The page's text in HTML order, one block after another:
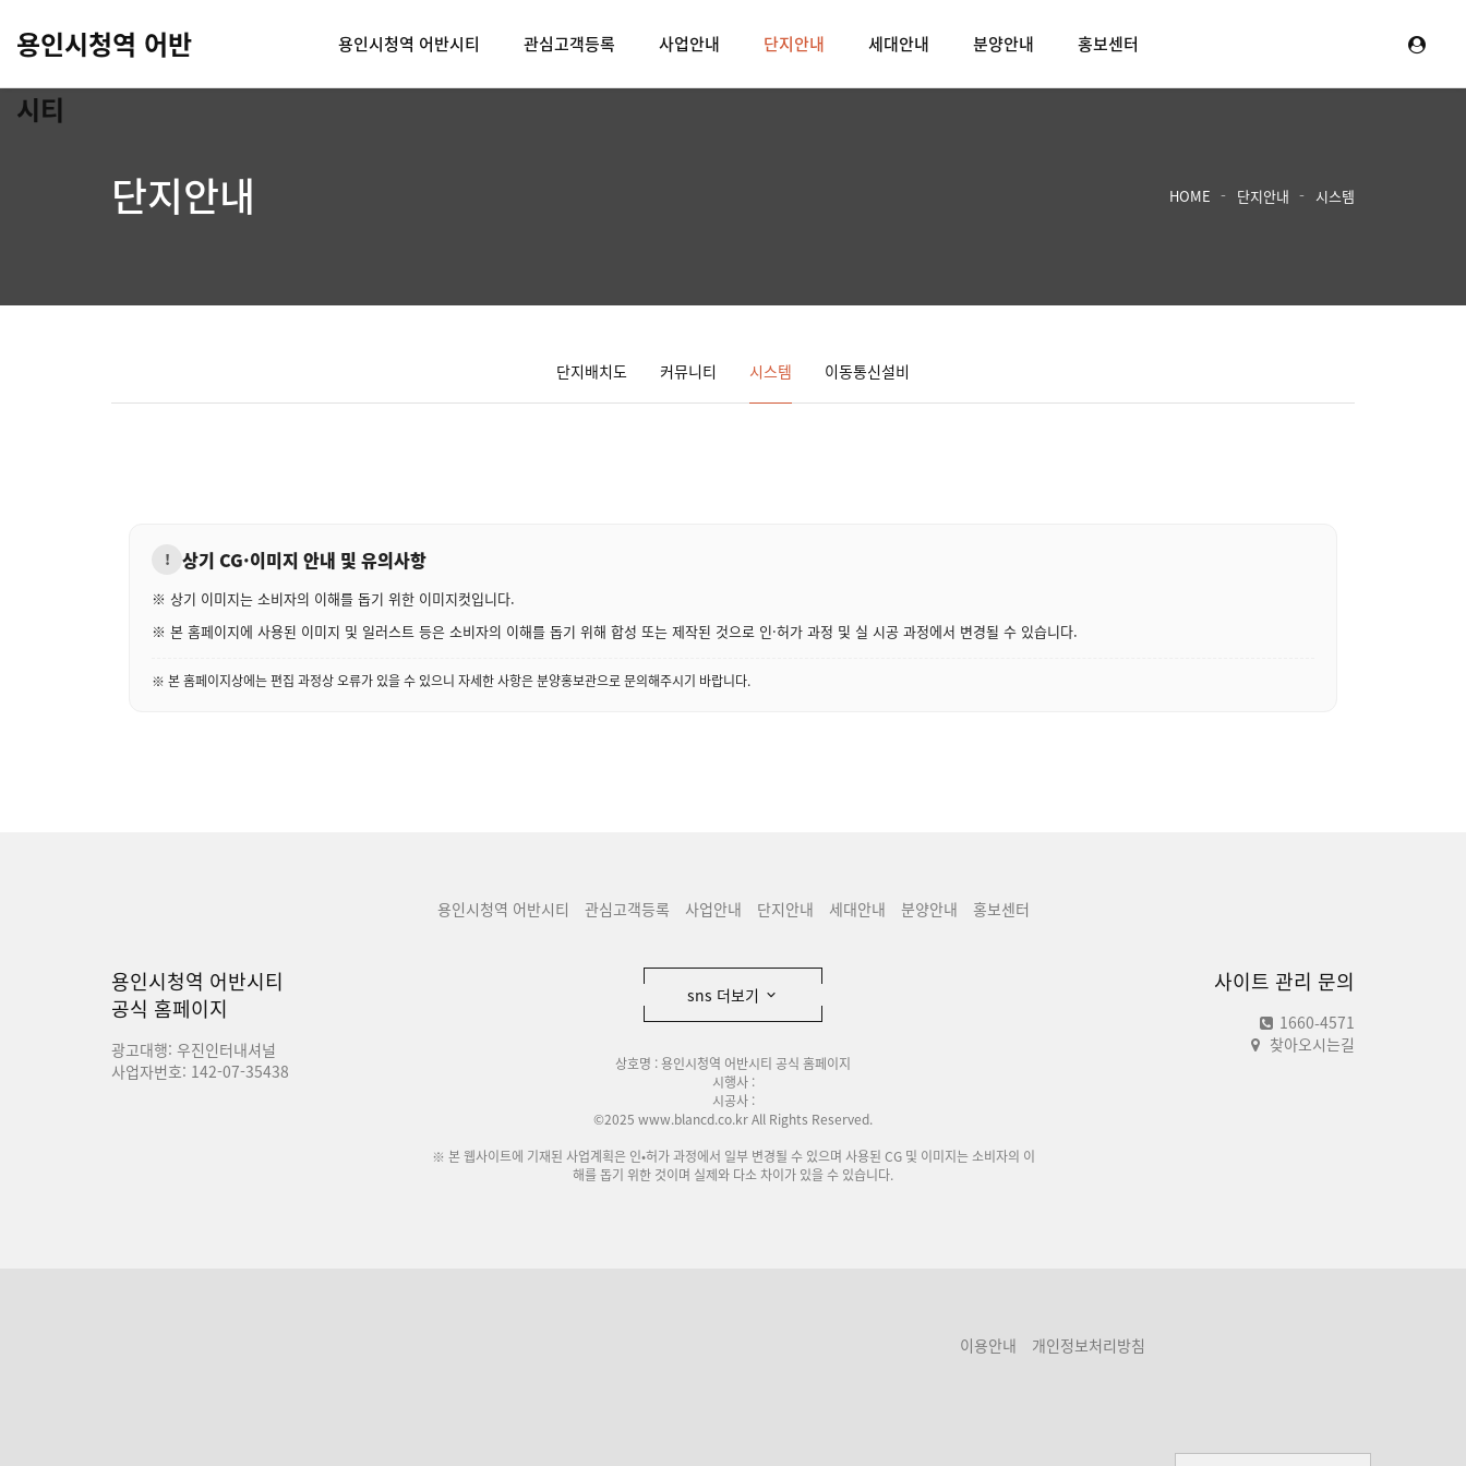
용인시청역 어반
시티
용인시청역 어반시티 관심고객등록 사업안내 단지안내 세대안내 분양안내 홍보센터
단지안내 HOME 단지안내 시스템
단지배치도 커뮤니티 시스템 이동통신설비
! 상기 CG·이미지 안내 및 유의사항
※ 상기 이미지는 소비자의 이해를 돕기 위한 이미지컷입니다.
※ 본 홈페이지에 사용된 이미지 및 일러스트 등은 소비자의 이해를 돕기 위해 합성 또는 제작된 것으로 인·허가 과정 및 실 시공 과정에서 변경될 수 있습니다.
※ 본 홈페이지상에는 편집 과정상 오류가 있을 수 있으니 자세한 사항은 분양홍보관으로 문의해주시기 바랍니다.
용인시청역 어반시티 관심고객등록 사업안내 단지안내 세대안내 분양안내 홍보센터
용인시청역 어반시티
공식 홈페이지
광고대행: 우진인터내셔널
사업자번호: 142-07-35438
사이트 관리 문의
1660-4571
찾아오시는길
sns 더보기
상호명 : 용인시청역 어반시티 공식 홈페이지
시행사 :
시공사 :
©2025 www.blancd.co.kr All Rights Reserved.
※ 본 웹사이트에 기재된 사업계획은 인•허가 과정에서 일부 변경될 수 있으며 사용된 CG 및 이미지는 소비자의 이
해를 돕기 위한 것이며 실제와 다소 차이가 있을 수 있습니다.
이용안내 개인정보처리방침